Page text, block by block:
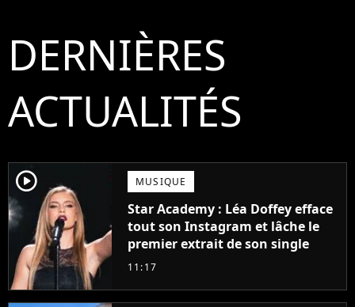
DERNIÈRES
ACTUALITÉS
player2 MUSIQUE
Star Academy : Léa Doffey efface
tout son Instagram et lâche le
premier extrait de son single
11:17